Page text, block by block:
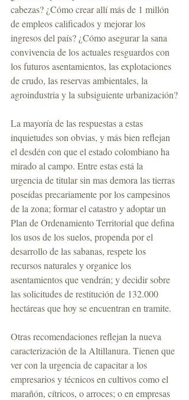
cabezas? ¿Cómo crear allí más de 1 millón
de empleos calificados y mejorar los
ingresos del país? ¿Cómo asegurar la sana
convivencia de los actuales resguardos con
los futuros asentamientos, las explotaciones
de crudo, las reservas ambientales, la
agroindustria y la subsiguiente urbanización?
La mayoría de las respuestas a estas
inquietudes son obvias, y más bien reflejan
el desdén con que el estado colombiano ha
mirado al campo. Entre estas está la
urgencia de titular sin mas demora las tierras
poseídas precariamente por los campesinos
de la zona; formar el catastro y adoptar un
Plan de Ordenamiento Territorial que defina
los usos de los suelos, propenda por el
desarrollo de las sabanas, respete los
recursos naturales y organice los
asentamientos que vendrán; y decidir sobre
las solicitudes de restitución de 132.000
hectáreas que hoy se encuentran en tramite.
Otras recomendaciones reflejan la nueva
caracterización de la Altillanura. Tienen que
ver con la urgencia de capacitar a los
empresarios y técnicos en cultivos como el
marañón, cítricos, o arroces; o en empresas